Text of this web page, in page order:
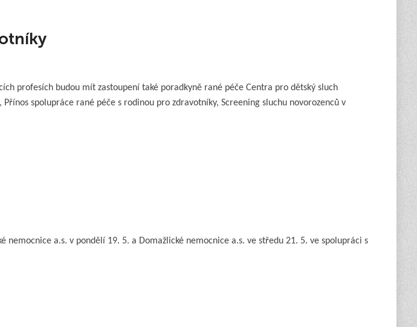
profesích budou mít zastoupení také poradkyně rané péče Centra pro dětský sluch
spolupráce rané péče s rodinou pro zdravotníky, Screening sluchu novorozenců v
a.s. v pondělí 19. 5. a Domažlické nemocnice a.s. ve středu 21. 5. ve spolupráci s